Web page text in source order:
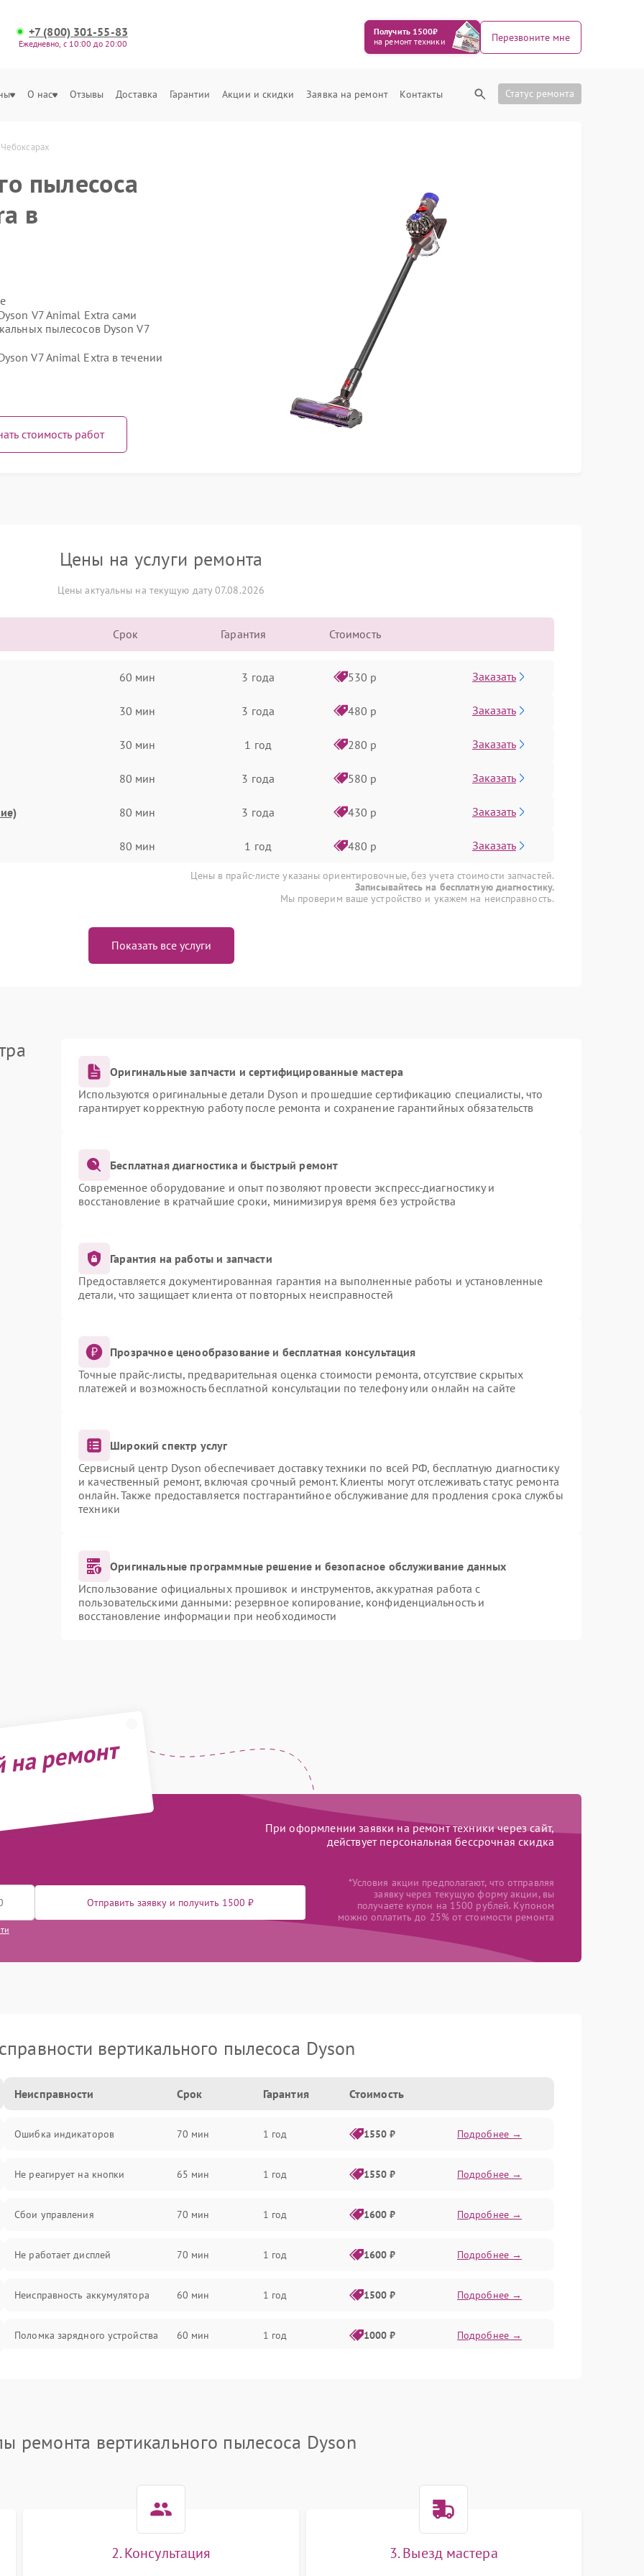
+7 (800) 301-55-83
Ежедневно, с 10:00 до 20:00
Получить 1500₽
на ремонт техники
Перезвоните мне
О нас Отзывы Доставка Гарантии Акции и скидки Заявка на ремонт Контакты Статус ремонта
пылесоса
в
V7 Animal Extra сами
пылесосов Dyson V7
V7 Animal Extra в течении
стоимость работ
Цены на услуги ремонта
Цены актуальны на текущую дату 07.08.2026
Срок Гарантия Стоимость
60 мин 3 года 530 р Заказать
30 мин 3 года 480 р Заказать
30 мин 1 год 280 р Заказать
80 мин 3 года 580 р Заказать
80 мин 3 года 430 р Заказать
80 мин 1 год 480 р Заказать
Цены в прайс-листе указаны ориентировочные, без учета стоимости запчастей.
Записывайтесь на бесплатную диагностику.
Мы проверим ваше устройство и укажем на неисправность.
Показать все услуги
Оригинальные запчасти и сертифицированные мастера
Используются оригинальные детали Dyson и прошедшие сертификацию специалисты, что
гарантирует корректную работу после ремонта и сохранение гарантийных обязательств
Бесплатная диагностика и быстрый ремонт
Современное оборудование и опыт позволяют провести экспресс-диагностику и
восстановление в кратчайшие сроки, минимизируя время без устройства
Гарантия на работы и запчасти
Предоставляется документированная гарантия на выполненные работы и установленные
детали, что защищает клиента от повторных неисправностей
Прозрачное ценообразование и бесплатная консультация
Точные прайс-листы, предварительная оценка стоимости ремонта, отсутствие скрытых
платежей и возможность бесплатной консультации по телефону или онлайн на сайте
Широкий спектр услуг
Сервисный центр Dyson обеспечивает доставку техники по всей РФ, бесплатную диагностику
и качественный ремонт, включая срочный ремонт. Клиенты могут отслеживать статус ремонта
онлайн. Также предоставляется постгарантийное обслуживание для продления срока службы
техники
Оригинальные программные решение и безопасное обслуживание данных
Использование официальных прошивок и инструментов, аккуратная работа с
пользовательскими данными: резервное копирование, конфиденциальность и
восстановление информации при необходимости
ремонт
При оформлении заявки на ремонт техники через сайт,
действует персональная бессрочная скидка
Отправить заявку и получить 1500 ₽
*Условия акции предполагают, что отправляя
заявку через текущую форму акции, вы
получаете купон на 1500 рублей. Купоном
можно оплатить до 25% от стоимости ремонта
вертикального пылесоса Dyson
Неисправности Срок Гарантия Стоимость
Ошибка индикаторов 70 мин 1 год 1550 ₽ Подробнее →
Не реагирует на кнопки 65 мин 1 год 1550 ₽ Подробнее →
Сбои управления 70 мин 1 год 1600 ₽ Подробнее →
Не работает дисплей 70 мин 1 год 1600 ₽ Подробнее →
Неисправность аккумулятора 60 мин 1 год 1500 ₽ Подробнее →
Поломка зарядного устройства 60 мин 1 год 1000 ₽ Подробнее →
Неисправность системы защиты от
ремонта вертикального пылесоса Dyson
2. Консультация 3. Выезд мастера